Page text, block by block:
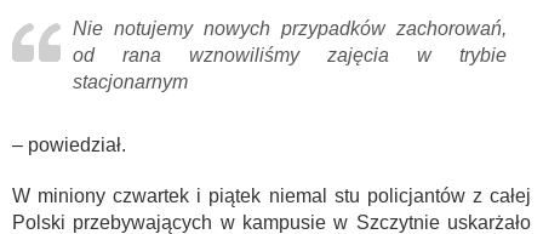
Nie notujemy nowych przypadków zachorowań,
od rana wznowiliśmy zajęcia w trybie
stacjonarnym
– powiedział.
W miniony czwartek i piątek niemal stu policjantów z całej
Polski przebywających w kampusie w Szczytnie uskarżało